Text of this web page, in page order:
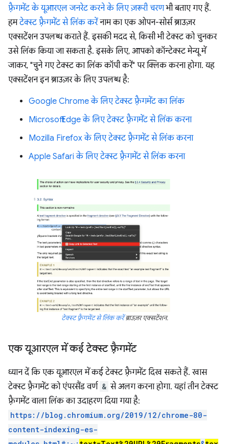
फ़्रैगमेंट के यूआरएल जनरेट करने के लिए ज़रूरी चरणभी बताए गए हैं.
हमटेक्स्ट फ़्रैगमेंट से लिंक करेंनाम का एक ओपन-सोर्स ब्राउज़र
एक्सटेंशन उपलब्ध कराते हैं. इसकी मदद से, किसी भी टेक्स्ट को चुनकर
उसे लिंक किया जा सकता है. इसके लिए, आपको कॉन्टेक्स्ट मेन्यू में
जाकर, "चुने गए टेक्स्ट का लिंक कॉपी करें" पर क्लिक करना होगा. यह
एक्सटेंशन इन ब्राउज़र के लिए उपलब्ध है:
Google Chrome के लिए टेक्स्ट फ़्रैगमेंट का लिंक
Microsoft Edge के लिए टेक्स्ट फ़्रैगमेंट से लिंक करना
Mozilla Firefox के लिए टेक्स्ट फ़्रैगमेंट से लिंक करना
Apple Safari के लिए टेक्स्ट फ़्रैगमेंट से लिंक करना
टेक्स्ट फ़्रैगमेंट से लिंक करेंब्राउज़र एक्सटेंशन.
एक यूआरएल में कई टेक्स्ट फ़्रैगमेंट
ध्यान दें कि एक यूआरएल में कई टेक्स्ट फ़्रैगमेंट दिख सकते हैं. खास
टेक्स्ट फ़्रैगमेंट को एंपरसैंड वर्ण & से अलग करना होगा. यहां तीन टेक्स्ट
फ़्रैगमेंट वाला लिंक का उदाहरण दिया गया है:
https://blog.chromium.org/2019/12/chrome-80-
content-indexing-es-